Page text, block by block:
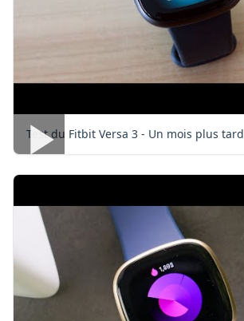
Test du Fitbit Versa 3 - Un mois plus tard